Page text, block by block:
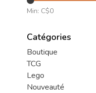
Min: C$0
Catégories
Boutique
TCG
Lego
Nouveauté